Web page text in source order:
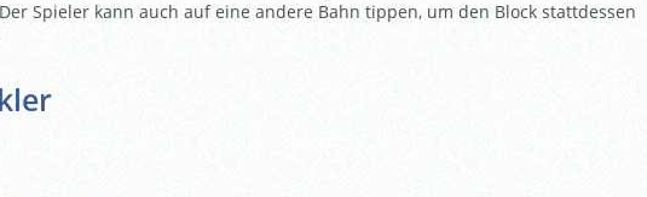
Spieler kann auch auf eine andere Bahn tippen, um den Block stattdessen